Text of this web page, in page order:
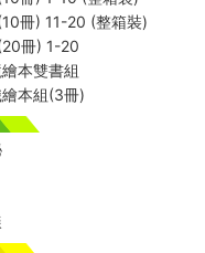
冊) 11-20 (整箱裝)
冊) 1-20
本雙書組
本組(3冊)